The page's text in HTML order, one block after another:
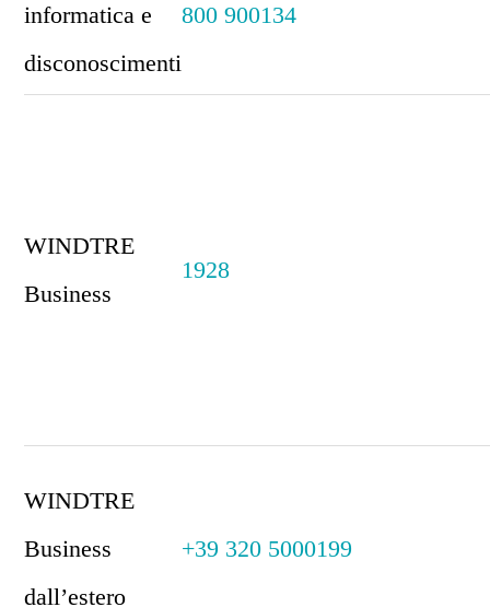
informatica e
disconoscimenti
800 900134
WINDTRE
Business
1928
WINDTRE
Business
dall’estero
+39 320 5000199